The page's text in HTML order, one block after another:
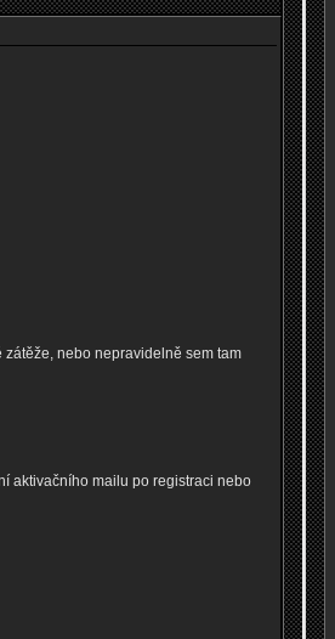
nebo nepravidelně sem tam
aktivačního mailu po registraci nebo